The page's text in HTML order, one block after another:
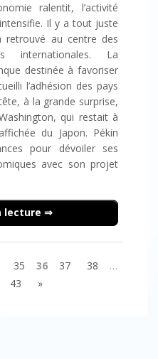
ralentit, l’activité
Il y a tout juste
retrouvé au centre des
internationales. La
destinée à favoriser
l’adhésion des pays
à la grande surprise,
qui restait à
du Japon. Pékin
pour dévoiler ses
avec son projet
lecture
35 36 37 38
…
43 »